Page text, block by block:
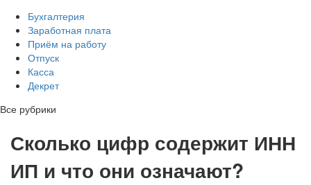
Бухгалтерия
Заработная плата
Приём на работу
Отпуск
Касса
Декрет
Все рубрики
Сколько цифр содержит ИНН
ИП и что они означают?